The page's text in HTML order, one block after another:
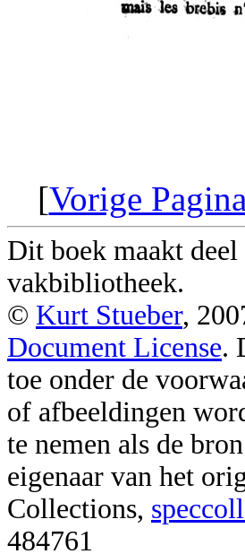
[Vorige Pagina
Dit boek maakt
vakbibliotheek.
© Kurt Stueber,
Document License.
toe onder de
of afbeeldingen
te nemen als de
eigenaar van het
Collections,
484761